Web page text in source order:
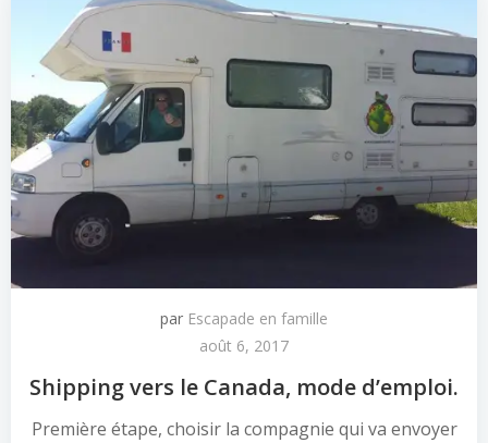
par Escapade en famille
août 6, 2017
Shipping vers le Canada, mode d’emploi.
Première étape, choisir la compagnie qui va envoyer